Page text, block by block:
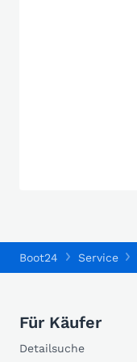
Boot24 Service
Für Käufer
Detailsuche